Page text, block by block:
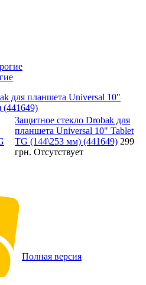
для планшета Universal 10"
(441649)
Защитное стекло Drobak для
планшета Universal 10" Tablet
TG (144\253 мм) (441649) 299
грн. Отсутствует
Полная версия